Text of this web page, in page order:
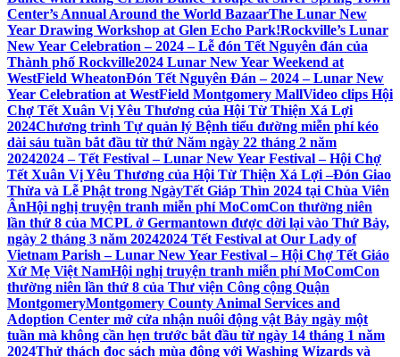
Center’s Annual Around the World BazaarThe Lunar New
Year Drawing Workshop at Glen Echo Park!Rockville’s Lunar
New Year Celebration – 2024 – Lễ đón Tết Nguyên đán của
Thành phố Rockville2024 Lunar New Year Weekend at
WestField WheatonĐón Tết Nguyên Đán – 2024 – Lunar New
Year Celebration at WestField Montgomery MallVideo clips Hội
Chợ Tết Xuân Vị Yêu Thương của Hội Từ Thiện Xá Lợi
2024Chương trình Tự quản lý Bệnh tiểu đường miễn phí kéo
dài sáu tuần bắt đầu từ thứ Năm ngày 22 tháng 2 năm
20242024 – Tết Festival – Lunar New Year Festival – Hội Chợ
Tết Xuân Vị Yêu Thương của Hội Từ Thiện Xá Lợi –Đón Giao
Thừa và Lễ Phật trong NgàyTết Giáp Thìn 2024 tại Chùa Viên
ÂnHội nghị truyện tranh miễn phí MoComCon thường niên
lần thứ 8 của MCPL ở Germantown được dời lại vào Thứ Bảy,
ngày 2 tháng 3 năm 20242024 Tết Festival at Our Lady of
Vietnam Parish – Lunar New Year Festival – Hội Chợ Tết Giáo
Xứ Mẹ Việt NamHội nghị truyện tranh miễn phí MoComCon
thường niên lần thứ 8 của Thư viện Công cộng Quận
MontgomeryMontgomery County Animal Services and
Adoption Center mở cửa nhận nuôi động vật Bảy ngày một
tuần mà không cần hẹn trước bắt đầu từ ngày 14 tháng 1 năm
2024Thử thách đọc sách mùa đông với Washing Wizards và